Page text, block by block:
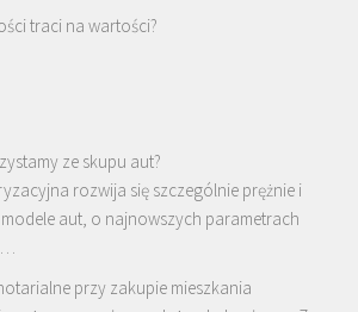
traci na wartości?
ze skupu aut?
rozwija się szczególnie prężnie i
aut, o najnowszych parametrach
przy zakupie mieszkania